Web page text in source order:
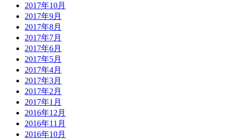
2017年10月
2017年9月
2017年8月
2017年7月
2017年6月
2017年5月
2017年4月
2017年3月
2017年2月
2017年1月
2016年12月
2016年11月
2016年10月